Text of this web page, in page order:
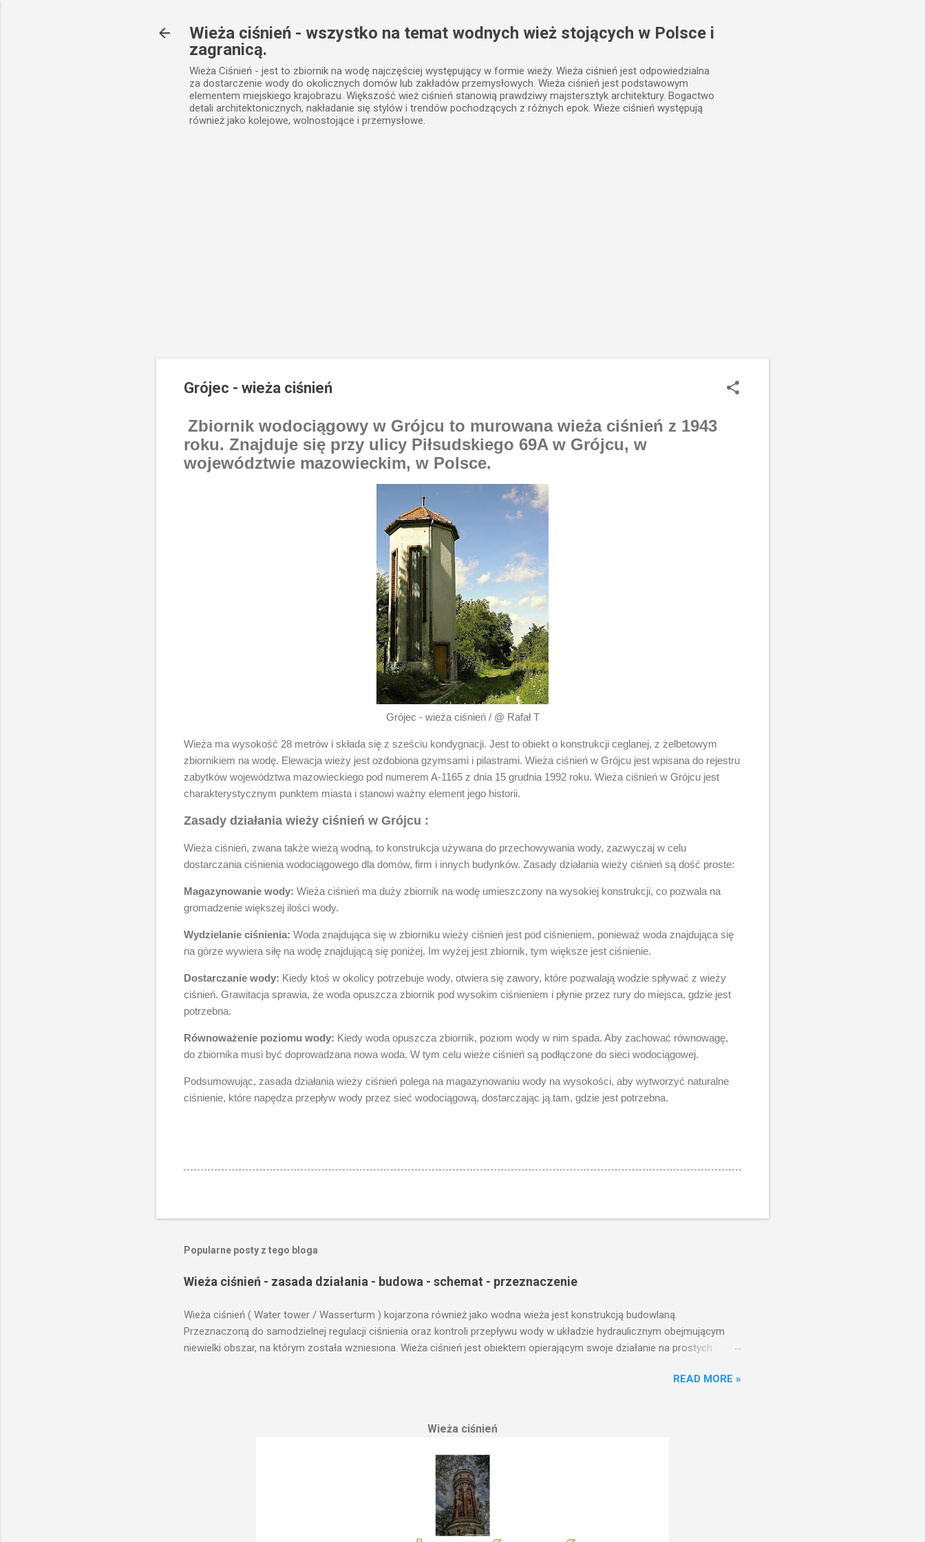
Wieża ciśnień - wszystko na temat wodnych wież stojących w Polsce i
zagranicą.
Wieża Ciśnień - jest to zbiornik na wodę najczęściej występujący w formie wieży. Wieża ciśnień jest odpowiedzialna
za dostarczenie wody do okolicznych domów lub zakładów przemysłowych. Wieża ciśnień jest podstawowym
elementem miejskiego krajobrazu. Większość wież ciśnień stanowią prawdziwy majstersztyk architektury. Bogactwo
detali architektonicznych, nakładanie się stylów i trendów pochodzących z różnych epok. Wieże ciśnień występują
również jako kolejowe, wolnostojące i przemysłowe.
Grójec - wieża ciśnień
Zbiornik wodociągowy w Grójcu to murowana wieża ciśnień z 1943
roku. Znajduje się przy ulicy Piłsudskiego 69A w Grójcu, w
województwie mazowieckim, w Polsce.
Grójec - wieża ciśnień / @ Rafał T
Wieża ma wysokość 28 metrów i składa się z sześciu kondygnacji. Jest to obiekt o konstrukcji ceglanej, z żelbetowym
zbiornikiem na wodę. Elewacja wieży jest ozdobiona gzymsami i pilastrami. Wieża ciśnień w Grójcu jest wpisana do rejestru
zabytków województwa mazowieckiego pod numerem A-1165 z dnia 15 grudnia 1992 roku. Wieża ciśnień w Grójcu jest
charakterystycznym punktem miasta i stanowi ważny element jego historii.
Zasady działania wieży ciśnień w Grójcu :
Wieża ciśnień, zwana także wieżą wodną, to konstrukcja używana do przechowywania wody, zazwyczaj w celu
dostarczania ciśnienia wodociągowego dla domów, firm i innych budynków. Zasady działania wieży ciśnień są dość proste:
Magazynowanie wody: Wieża ciśnień ma duży zbiornik na wodę umieszczony na wysokiej konstrukcji, co pozwala na
gromadzenie większej ilości wody.
Wydzielanie ciśnienia: Woda znajdująca się w zbiorniku wieży ciśnień jest pod ciśnieniem, ponieważ woda znajdująca się
na górze wywiera siłę na wodę znajdującą się poniżej. Im wyżej jest zbiornik, tym większe jest ciśnienie.
Dostarczanie wody: Kiedy ktoś w okolicy potrzebuje wody, otwiera się zawory, które pozwalają wodzie spływać z wieży
ciśnień. Grawitacja sprawia, że woda opuszcza zbiornik pod wysokim ciśnieniem i płynie przez rury do miejsca, gdzie jest
potrzebna.
Równoważenie poziomu wody: Kiedy woda opuszcza zbiornik, poziom wody w nim spada. Aby zachować równowagę,
do zbiornika musi być doprowadzana nowa woda. W tym celu wieże ciśnień są podłączone do sieci wodociągowej.
Podsumowując, zasada działania wieży ciśnień polega na magazynowaniu wody na wysokości, aby wytworzyć naturalne
ciśnienie, które napędza przepływ wody przez sieć wodociągową, dostarczając ją tam, gdzie jest potrzebna.
Popularne posty z tego bloga
Wieża ciśnień - zasada działania - budowa - schemat - przeznaczenie
Wieża ciśnień ( Water tower / Wasserturm ) kojarzona również jako wodna wieża jest konstrukcją budowlaną.
Przeznaczoną do samodzielnej regulacji ciśnienia oraz kontroli przepływu wody w układzie hydraulicznym obejmującym
niewielki obszar, na którym została wzniesiona. Wieża ciśnień jest obiektem opierającym swoje działanie na prostych
zaplanowanej dla sektorów przemysłowych, miejskich oraz kolejowych. Podstawową funkcją wież ciśnień jest zwiększanie
musi zostać wybudowana na najwyższym lokalnym wzniesieniu. Ponieważ gromadząca się woda w zbiorniku wieży ciśnień
READ MORE »
Wieża ciśnień